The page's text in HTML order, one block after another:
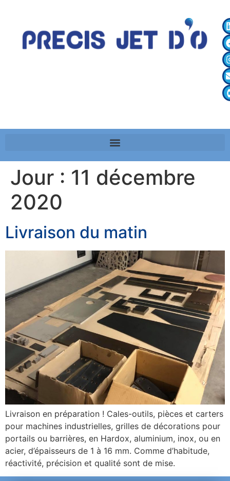
Jour : 11 décembre
2020
Livraison du matin
Livraison en préparation ! Cales-outils, pièces et carters
pour machines industrielles, grilles de décorations pour
portails ou barrières, en Hardox, aluminium, inox, ou en
acier, d’épaisseurs de 1 à 16 mm. Comme d’habitude,
réactivité, précision et qualité sont de mise.